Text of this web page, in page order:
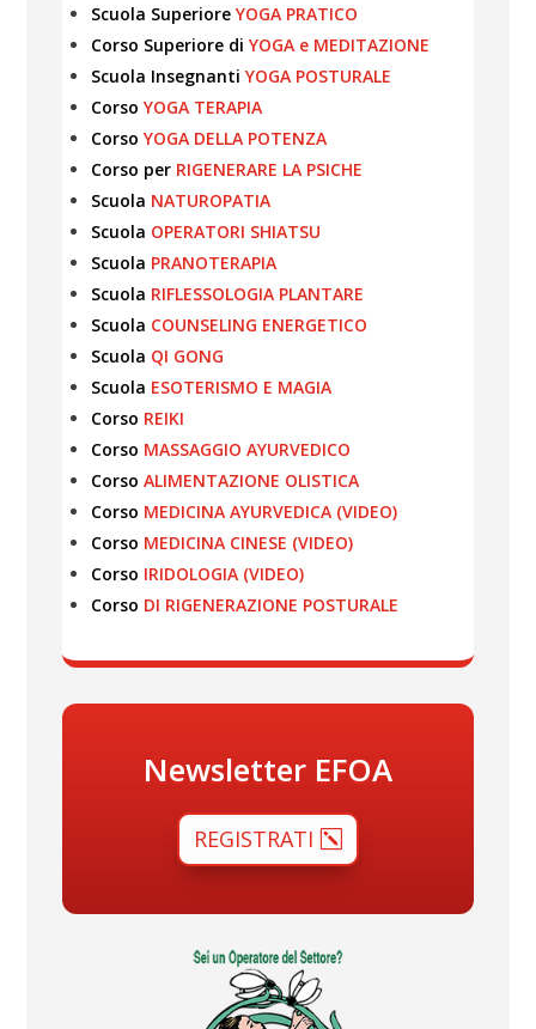
Scuola SuperioreYOGA PRATICO
Corso Superiore diYOGA e MEDITAZIONE
Scuola Insegnanti YOGA POSTURALE
Corso YOGA TERAPIA
Corso YOGA DELLA POTENZA
Corso per RIGENERARE LA PSICHE
Scuola NATUROPATIA
Scuola OPERATORI SHIATSU
Scuola PRANOTERAPIA
Scuola RIFLESSOLOGIA PLANTARE
Scuola COUNSELING ENERGETICO
Scuola QI GONG
Scuola ESOTERISMO E MAGIA
Corso REIKI
Corso MASSAGGIO AYURVEDICO
Corso ALIMENTAZIONE OLISTICA
Corso MEDICINA AYURVEDICA (VIDEO)
Corso MEDICINA CINESE (VIDEO)
Corso IRIDOLOGIA (VIDEO)
Corso DI RIGENERAZIONE POSTURALE
Newsletter EFOA
REGISTRATI